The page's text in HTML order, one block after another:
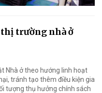
thị trường nhà ở
Nhà ở theo hướng linh hoạt
tránh tạo thêm điều kiện gia
tượng thụ hưởng chính sách